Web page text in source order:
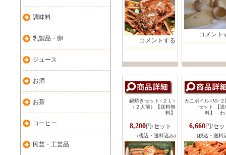
調味料
乳製品・卵
ジュース
お酒
お茶
コーヒー
民芸・工芸品
コメントする
コメント
鍋焼きセット<２Ｌ>
（２人前）【送料無
料】
8,200円/セット
(税込・送料込み)
カニボイル<M>２
セット 【送
料】 わ
6,660円/セ
(税込・送料